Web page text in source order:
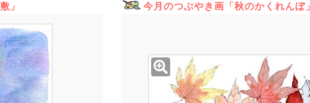
」
今月のつぶやき画「秋のかくれんぼ」